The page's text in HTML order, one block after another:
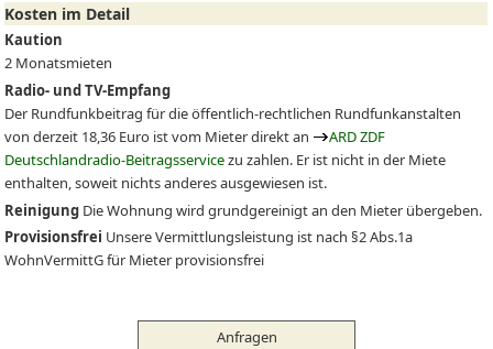
Kosten im Detail
Kaution
2 Monatsmieten
Radio- und TV-Empfang
Der Rundfunkbeitrag für die öffentlich-rechtlichen Rundfunkanstalten
von derzeit 18,36 Euro ist vom Mieter direkt an
ARD ZDF
Deutschlandradio-Beitragsservicezu zahlen. Er ist nicht in der Miete
enthalten, soweit nichts anderes ausgewiesen ist.
Reinigung Die Wohnung wird grundgereinigt an den Mieter übergeben.
Provisionsfrei Unsere Vermittlungsleistung ist nach §2 Abs.1a
WohnVermittG für Mieter provisionsfrei
Anfragen